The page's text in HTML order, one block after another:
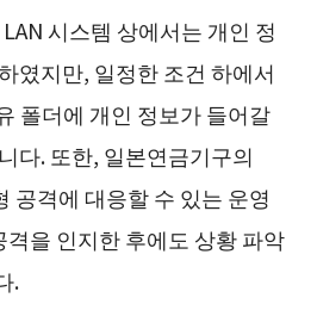
시스템 상에서는 개인 정
였지만, 일정한 조건 하에서
폴더에 개인 정보가 들어갈
다. 또한, 일본연금기구의
공격에 대응할 수 있는 운영
을 인지한 후에도 상황 파악
.